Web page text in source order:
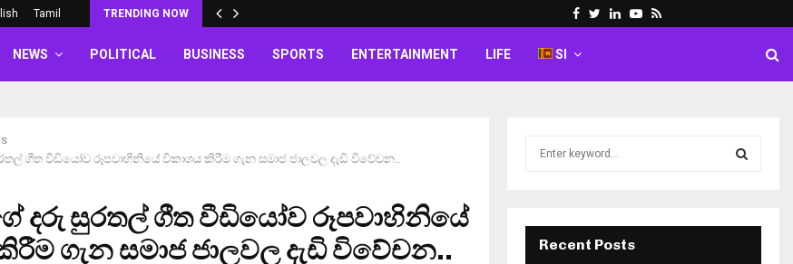
Tamil TRENDING NOW Facebook
Twitter
LinkedinYoutube
Rss
NEWS POLITICAL BUSINESS SPORTS ENTERTAINMENT LIFE SI
ගීත වීඩියෝව රූපවාහිනියේ විකාශය කිරීම ගැන සමාජ ජාලවල දැඩි විවේචන..
දරු සුරතල් ගීත වීඩියෝව රූපවාහිනියේ
ගැන සමාජ ජාලවල දැඩි විවේචන..
E
Recent Posts